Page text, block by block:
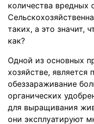
количества вредных
таких, а это значит,
как?
Одной из основных
хозяйстве, является
обеззараживание
органических
для выращивания
они эксплуатируют